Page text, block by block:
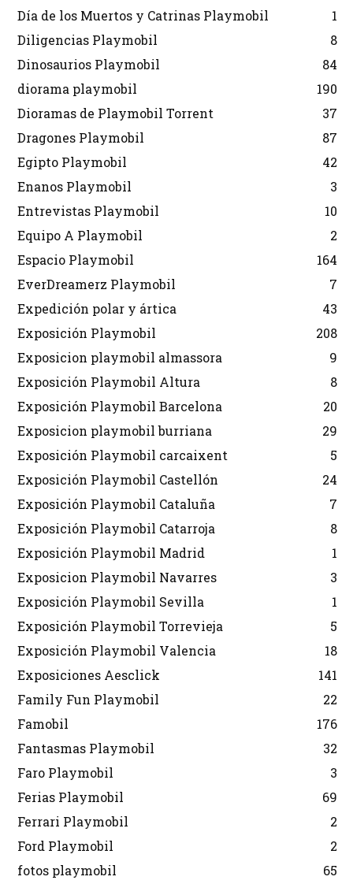
Día de los Muertos y Catrinas Playmobil
1
Diligencias Playmobil
8
Dinosaurios Playmobil
84
diorama playmobil
190
Dioramas de Playmobil Torrent
37
Dragones Playmobil
87
Egipto Playmobil
42
Enanos Playmobil
3
Entrevistas Playmobil
10
Equipo A Playmobil
2
Espacio Playmobil
164
EverDreamerz Playmobil
7
Expedición polar y ártica
43
Exposición Playmobil
208
Exposicion playmobil almassora
9
Exposición Playmobil Altura
8
Exposición Playmobil Barcelona
20
Exposicion playmobil burriana
29
Exposición Playmobil carcaixent
5
Exposición Playmobil Castellón
24
Exposición Playmobil Cataluña
7
Exposición Playmobil Catarroja
8
Exposición Playmobil Madrid
1
Exposicion Playmobil Navarres
3
Exposición Playmobil Sevilla
1
Exposición Playmobil Torrevieja
5
Exposición Playmobil Valencia
18
Exposiciones Aesclick
141
Family Fun Playmobil
22
Famobil
176
Fantasmas Playmobil
32
Faro Playmobil
3
Ferias Playmobil
69
Ferrari Playmobil
2
Ford Playmobil
2
fotos playmobil
65